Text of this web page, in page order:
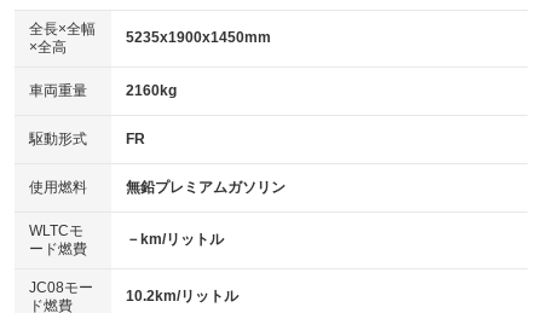
：装備なし
パワーウィンドウ
アイドリングストップ
：装備あり
USB入力端子
：装備あり
100V電源
：装備なし
センターデフロック
：装備あり
電動格納ミラー
アルミホイール：20インチ
：装備あり
HID(キセノンライト)
バックカメラ
エアロ
：装備なし
ローダウン
：装備なし
全長×全幅
×全高
5235x1900x1450mm
車両重量 2160kg
駆動形式 FR
使用燃料 無鉛プレミアムガソリン
WLTCモ
ード燃費
－km/リットル
JC08モー
ド燃費
10.2km/リットル